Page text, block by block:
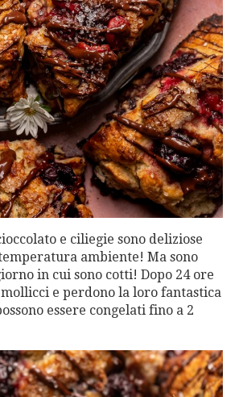
e ciliegie sono deliziose
ambiente! Ma sono
in cui sono cotti! Dopo 24 ore
mollicci e perdono la loro fantastica
essere congelati fino a 2